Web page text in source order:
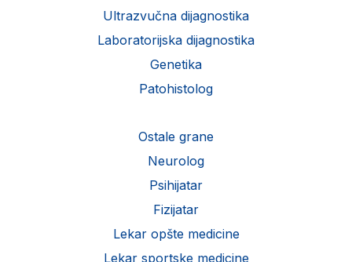
Ultrazvučna dijagnostika
Laboratorijska dijagnostika
Genetika
Patohistolog
Ostale grane
Neurolog
Psihijatar
Fizijatar
Lekar opšte medicine
Lekar sportske medicine